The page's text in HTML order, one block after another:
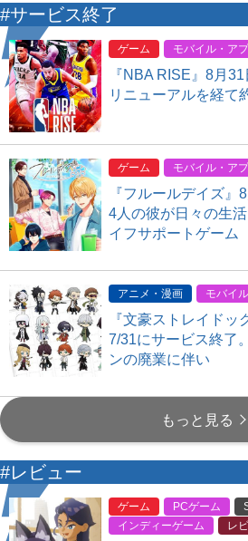
#サービス終了
ゲーム モバイル・ア
『NBA RISE』8月
リニューアルを経て
ゲーム モバイル・ア
『フルールデイズ』
4人の彼が日々の生
イフサポートゲーム
アニメ・漫画 モバイ
『文豪ストレイド
7/31にサービス終了
ンの廃業に伴い
もっと見る
#レビュー
ゲーム PCゲーム
インディーゲーム
レ